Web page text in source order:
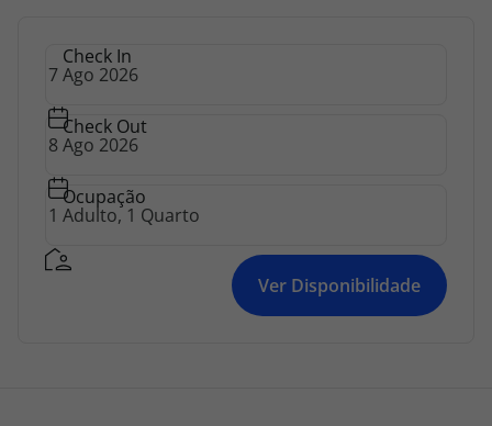
Check In
Check Out
Ocupação
Ver Disponibilidade